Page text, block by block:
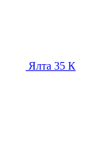
Ялта 35 К